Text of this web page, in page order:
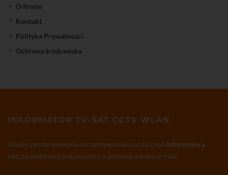
O firmie
Kontakt
Polityka Prywatności
Ochrona środowiska
INFORMATOR TV-SAT CCTV WLAN
Osoby zainteresowane otrzymywaniem co tydzień Informatora
pocztą elektroniczną prosimy o podanie adresu e-mail: